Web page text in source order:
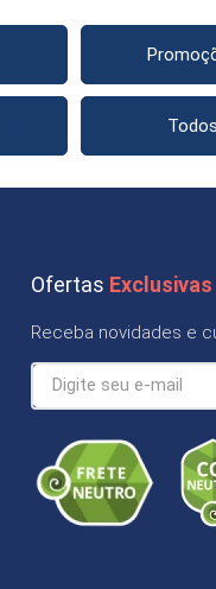
Todos
Ofertas Exclusivas
Receba novidades e